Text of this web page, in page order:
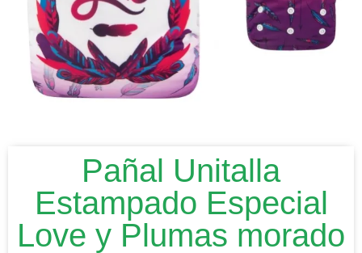
Pañal Unitalla
Estampado Especial
Love y Plumas morado